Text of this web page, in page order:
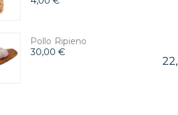
Pollo Ripieno
30,00 €